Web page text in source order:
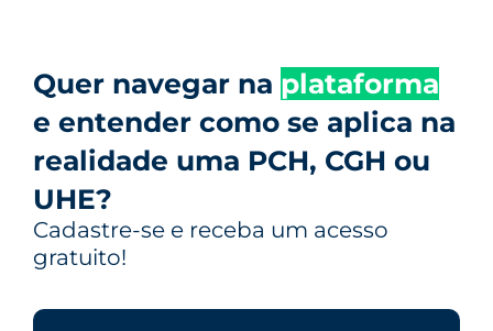
Quer navegar na plataforma
e entender como se aplica na
realidade uma PCH, CGH ou
UHE?
Cadastre-se e receba um acesso
gratuito!